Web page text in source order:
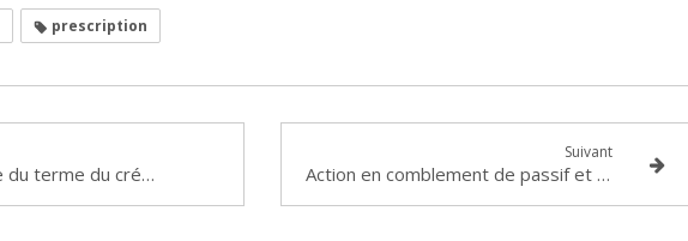
prescription
Déchéance du terme du crédit à la consommation : la clause d’indemnité légale de 8% du capital dans le viseur de la commission des clauses abusives (recommandation n° 21-01 en date du 10 mai 2021)
Suivant
Action en comblement de passif et démission du dirigeant